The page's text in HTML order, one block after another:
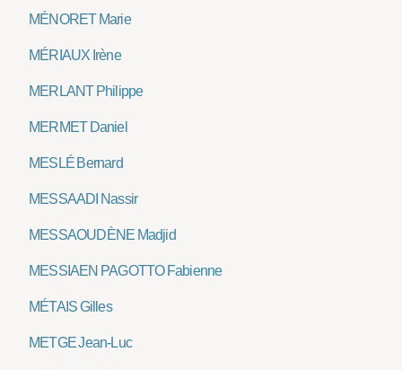
MÉNORET Marie
MÉRIAUX Irène
MERLANT Philippe
MERMET Daniel
MESLÉ Bernard
MESSAADI Nassir
MESSAOUDÈNE Madjid
MESSIAEN PAGOTTO Fabienne
MÉTAIS Gilles
METGE Jean-Luc